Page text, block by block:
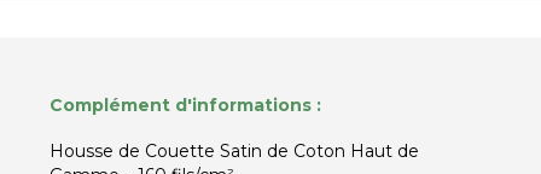
Complément d'informations :
Housse de Couette Satin de Coton Haut de